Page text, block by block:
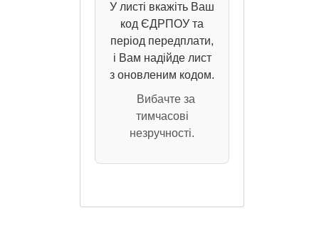
У листі вкажіть Ваш
код ЄДРПОУ та
період передплати,
і Вам надійде лист
з оновленим кодом.
Вибачте за
тимчасові
незручності.